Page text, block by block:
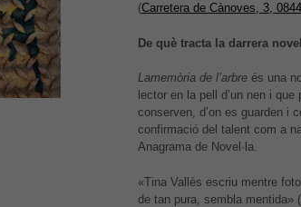
(Carretera de Cànoves, 3,
De què tracta la darrera
Lamemòria de l’arbreés una
lector en la pell d’un nen i
conserven, d’on es guarden i
confirmació del talent com a
Anagrama de Novel·la.
«Tina Vallès escriu mentre
de tan pura, sembla mentida»